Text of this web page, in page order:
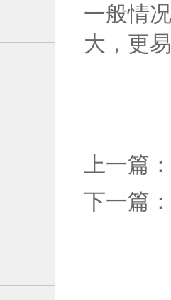
一般情
大，更
上一篇：
下一篇：